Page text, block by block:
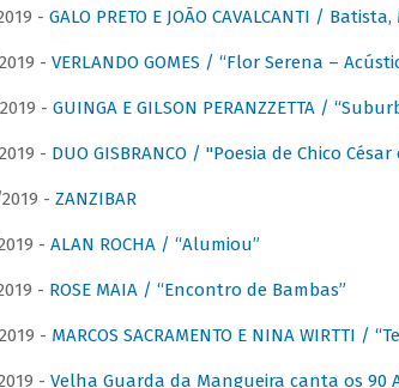
- GALO PRETO E JOÃO CAVALCANTI /
- VERLANDO GOMES / “Flor Serena –
- GUINGA E GILSON PERANZZETTA /
- DUO GISBRANCO / "Poesia de Chico
- ZANZIBAR
- ALAN ROCHA / “Alumiou”
- ROSE MAIA / “Encontro de Bambas”
- MARCOS SACRAMENTO E NINA WIRTTI /
- Velha Guarda da Mangueira canta os 90